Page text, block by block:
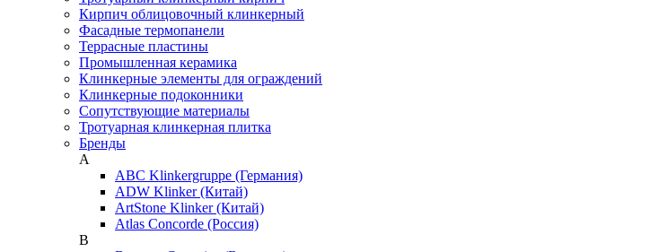
Кирпич облицовочный клинкерный
Фасадные термопанели
Террасные пластины
Промышленная керамика
Клинкерные элементы для ограждений
Клинкерные подоконники
Сопутствующие материалы
Тротуарная клинкерная плитка
Бренды
A
ABC Klinkergruppe (Германия)
ADW Klinker (Китай)
ArtStone Klinker (Китай)
Atlas Concorde (Россия)
B